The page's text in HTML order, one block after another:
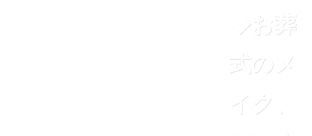
◆お葬
式のメ
イク、